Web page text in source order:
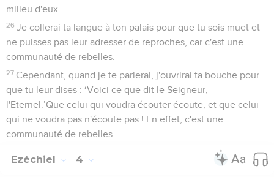
milieu d'eux.
26 Je collerai ta langue à ton palais pour que tu sois muet et
ne puisses pas leur adresser de reproches, car c'est une
communauté de rebelles.
27 Cependant, quand je te parlerai, j'ouvrirai ta bouche pour
que tu leur dises : ‘Voici ce que dit le Seigneur,
l'Eternel.’Que celui qui voudra écouter écoute, et que celui
qui ne voudra pas n'écoute pas ! En effet, c'est une
communauté de rebelles.
Ezéchiel 4